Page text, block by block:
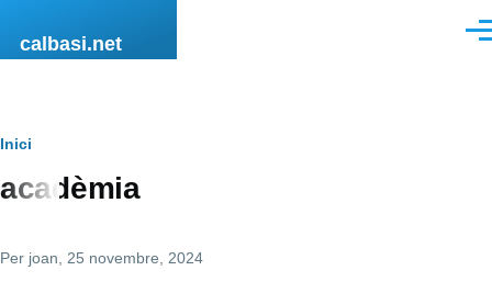
calbasi.net
Fil
d'ariadna
Inici
acadèmia
Per joan , 25 novembre, 2024